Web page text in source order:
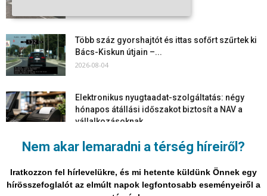
Nem akar lemaradni a térség híreiről?
Iratkozzon fel hírlevelükre, és mi hetente küldünk Önnek egy
hírösszefoglalót az elmúlt napok legfontosabb eseményeiről a
Több száz gyorshajtót és ittas sofőrt szűrtek ki
Bács-Kiskun útjain –...
2026-08-04
Elektronikus nyugtaadat-szolgáltatás: négy
hónapos átállási időszakot biztosít a NAV a
vállalkozásoknak
vannak a legfontosabb dátumok
2026-08-03